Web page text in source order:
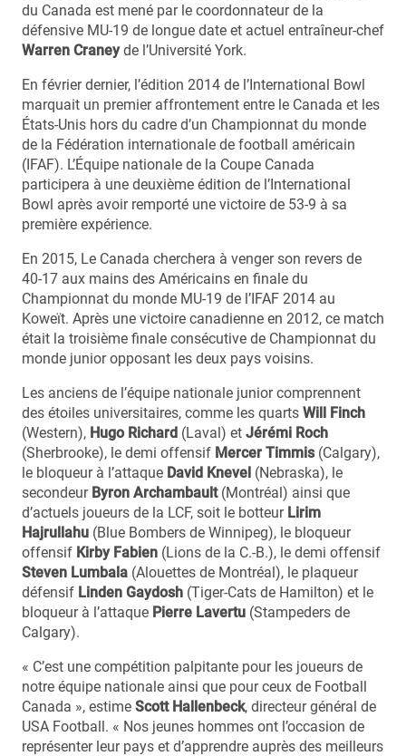
du Canada est mené par le coordonnateur de la
défensive MU-19 de longue date et actuel entraîneur-chef
Warren Craneyde l’Université York.
En février dernier, l’édition 2014 de l’International Bowl
marquait un premier affrontement entre le Canada et les
États-Unis hors du cadre d’un Championnat du monde
de la Fédération internationale de football américain
(IFAF). L’Équipe nationale de la Coupe Canada
participera à une deuxième édition de l’International
Bowl après avoir remporté une victoire de 53-9 à sa
première expérience.
En 2015, Le Canada cherchera à venger son revers de
40-17 aux mains des Américains en finale du
Championnat du monde MU-19 de l’IFAF 2014 au
Koweït. Après une victoire canadienne en 2012, ce match
était la troisième finale consécutive de Championnat du
monde junior opposant les deux pays voisins.
Les anciens de l’équipe nationale junior comprennent
des étoiles universitaires, comme les quarts Will Finch
(Western), Hugo Richard (Laval) et Jérémi Roch
(Sherbrooke), le demi offensif Mercer Timmis(Calgary),
le bloqueur à l’attaque David Knevel (Nebraska), le
secondeur Byron Archambault(Montréal) ainsi que
d’actuels joueurs de la LCF, soit le botteur Lirim
Hajrullahu (Blue Bombers de Winnipeg), le bloqueur
offensif Kirby Fabien (Lions de la C.-B.), le demi offensif
Steven Lumbala (Alouettes de Montréal), le plaqueur
défensif Linden Gaydosh (Tiger-Cats de Hamilton) et le
bloqueur à l’attaque Pierre Lavertu (Stampeders de
Calgary).
« C’est une compétition palpitante pour les joueurs de
notre équipe nationale ainsi que pour ceux de Football
Canada », estime Scott Hallenbeck, directeur général de
USA Football. « Nos jeunes hommes ont l’occasion de
représenter leur pays et d’apprendre auprès des meilleurs